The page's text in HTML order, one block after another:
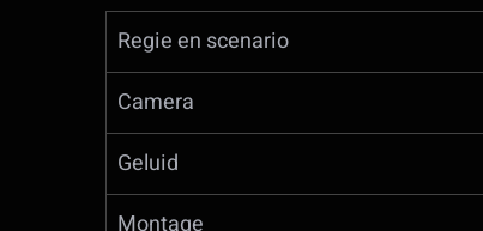
Regie en scenario
Camera
Geluid
Montage